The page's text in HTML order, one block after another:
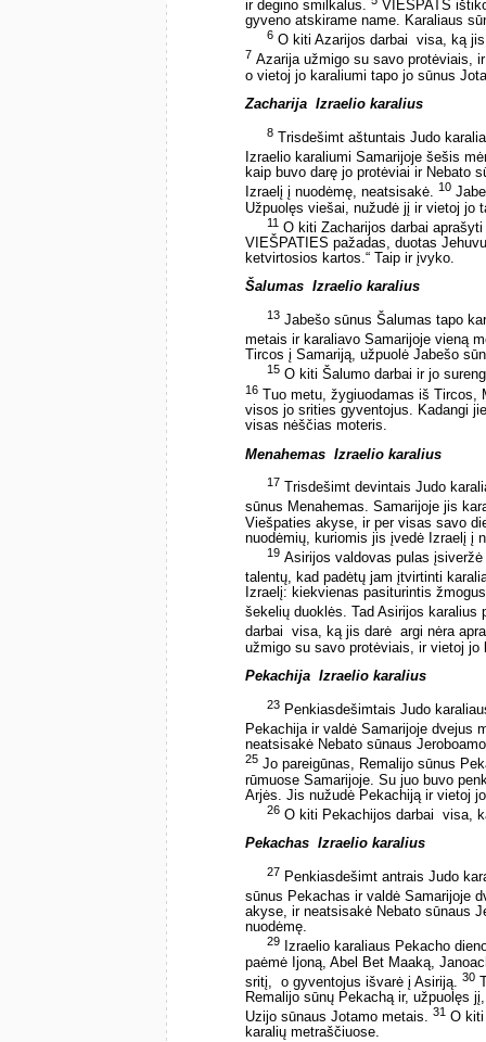
ir degino smilkalus.
VIEŠPATS
gyveno atskirame name. Karaliaus
6 O kiti Azarijos darbai ­ visa, ką
7 Azarija užmigo su savo protėviais,
o vietoj jo karaliumi tapo jo sūnus
Zacharija ­ Izraelio karalius
8 Trisdešimt aštuntais Judo
Izraelio karaliumi Samarijoje šešis
kaip buvo darę jo protėviai ir Nebato
Izraelį į nuodėmę, neatsisakė. 10
Užpuolęs viešai, nužudė jį ir vietoj jo
11 O kiti Zacharijos darbai
VIEŠPATIES pažadas, duotas
ketvirtosios kartos.“ Taip ir įvyko.
Šalumas ­ Izraelio karalius
13 Jabešo sūnus Šalumas tapo
metais ir karaliavo Samarijoje vieną
Tircos į Samariją, užpuolė Jabešo
15 O kiti Šalumo darbai ir jo
16 Tuo metu, žygiuodamas iš Tircos,
visos jo srities gyventojus. Kadangi
visas nėščias moteris.
Menahemas ­ Izraelio karalius
17 Trisdešimt devintais Judo
sūnus Menahemas. Samarijoje jis
Viešpaties akyse, ir per visas savo
nuodėmių, kuriomis jis įvedė Izraelį į
19 Asirijos valdovas pulas
talentų, kad padėtų jam įtvirtinti
Izraelį: kiekvienas pasiturintis
šekelių duoklės. Tad Asirijos
darbai ­ visa, ką jis darė ­ argi nėra
užmigo su savo protėviais, ir vietoj
Pekachija ­ Izraelio karalius
23 Penkiasdešimtais Judo
Pekachija ir valdė Samarijoje dvejus
neatsisakė Nebato sūnaus
25 Jo pareigūnas, Remalijo sūnus
rūmuose Samarijoje. Su juo buvo
Arjės. Jis nužudė Pekachiją ir vietoj
26 O kiti Pekachijos darbai ­ visa,
Pekachas ­ Izraelio karalius
27 Penkiasdešimt antrais Judo
sūnus Pekachas ir valdė Samarijoje
akyse, ir neatsisakė Nebato sūnaus
nuodėmę.
29 Izraelio karaliaus Pekacho
paėmė Ijoną, Abel Bet Maaką,
sritį, ­ o gyventojus išvarė į Asiriją. 30
Remalijo sūnų Pekachą ir, užpuolęs
Uzijo sūnaus Jotamo metais. 31 O kiti
karalių metraščiuose.